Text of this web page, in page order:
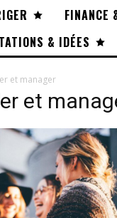
FINANCE
& IDÉES
et manager
et